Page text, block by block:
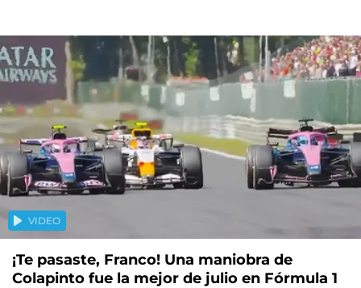
VIDEO
¡Te pasaste, Franco! Una maniobra de
Colapinto fue la mejor de julio en Fórmula 1